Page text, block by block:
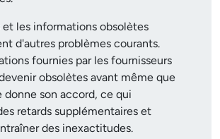
et les informations obsolètes
d'autres problèmes courants.
fournies par les fournisseurs
obsolètes avant même que
donne son accord, ce qui
retards supplémentaires et
des inexactitudes.